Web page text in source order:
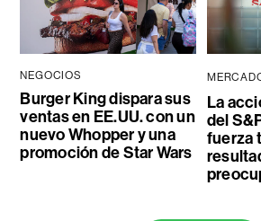
NEGOCIOS
Burger King dispara sus
ventas en EE.UU. con un
nuevo Whopper y una
promoción de Star Wars
La
del
fuerza